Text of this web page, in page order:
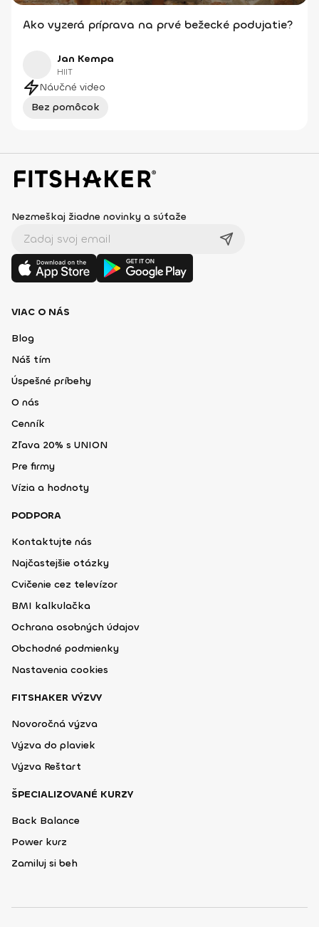
Ako vyzerá príprava na prvé bežecké podujatie?
Jan Kempa
HIIT
Náučné video
Bez pomôcok
Nezmeškaj žiadne novinky a súťaže
VIAC O NÁS
Blog
Náš tím
Úspešné príbehy
O nás
Cenník
Zľava 20% s UNION
Pre firmy
Vízia a hodnoty
PODPORA
Kontaktujte nás
Najčastejšie otázky
Cvičenie cez televízor
BMI kalkulačka
Ochrana osobných údajov
Obchodné podmienky
Nastavenia cookies
FITSHAKER VÝZVY
Novoročná výzva
Výzva do plaviek
Výzva Reštart
ŠPECIALIZOVANÉ KURZY
Back Balance
Power kurz
Zamiluj si beh